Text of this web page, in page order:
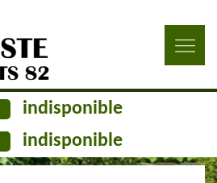
indisponible
indisponible